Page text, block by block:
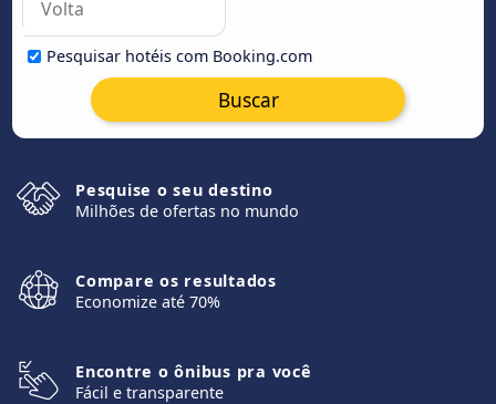
Pesquisar hotéis com Booking.com
Buscar
Pesquise o seu destino
Milhões de ofertas no mundo
Compare os resultados
Economize até 70%
Encontre o ônibus pra você
Fácil e transparente